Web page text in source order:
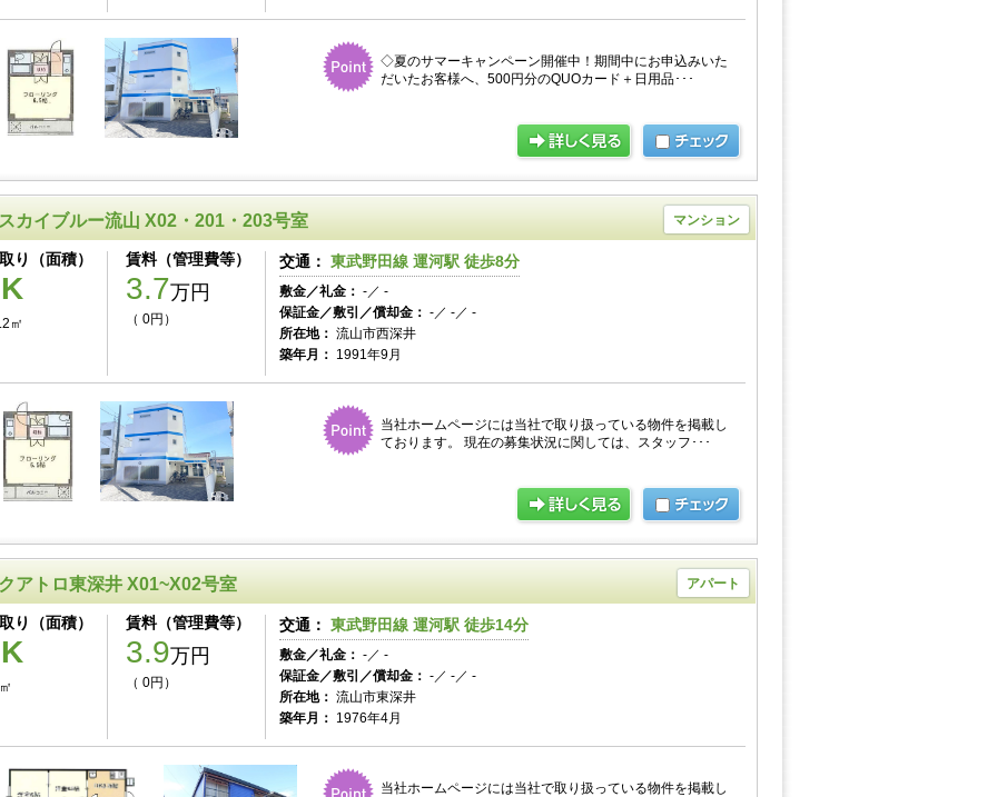
◇夏のサマーキャンペーン開催中！期間中にお申込みいた
だいたお客様へ、500円分のQUOカード＋日用品･･･
カイブルー流山 X02・201・203号室 マンション
り（面積）
㎡
賃料（管理費等）
3.7万円
（ 0円）
交通： 東武野田線 運河駅 徒歩8分
敷金／礼金： -／ -
保証金／敷引／償却金： -／ -／ -
所在地： 流山市西深井
築年月： 1991年9月
当社ホームページには当社で取り扱っている物件を掲載し
ております。 現在の募集状況に関しては、スタッフ･･･
アトロ東深井 X01~X02号室 アパート
り（面積） 賃料（管理費等）
3.9万円
（ 0円）
交通： 東武野田線 運河駅 徒歩14分
敷金／礼金： -／ -
保証金／敷引／償却金： -／ -／ -
所在地： 流山市東深井
築年月： 1976年4月
当社ホームページには当社で取り扱っている物件を掲載し